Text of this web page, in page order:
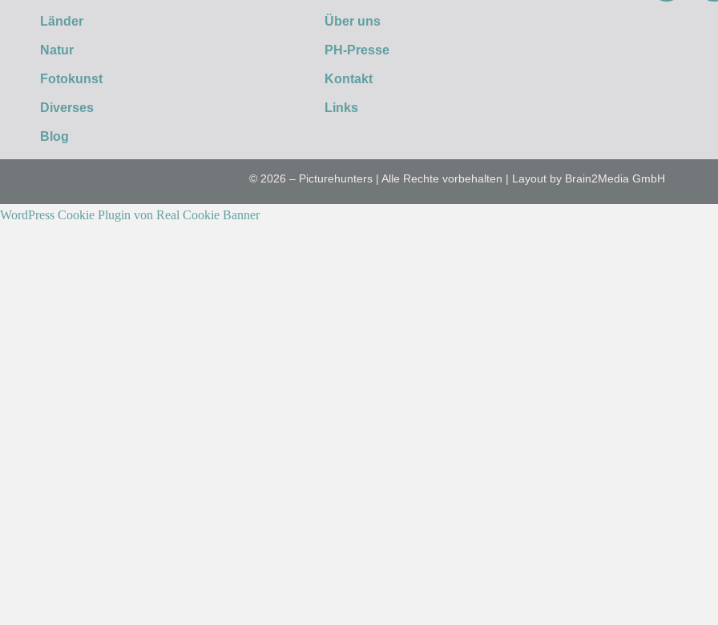
Länder
Natur
Fotokunst
Diverses
Blog
Über uns
PH-Presse
Kontakt
Links
© 2026 – Picturehunters | Alle Rechte vorbehalten | Layout by Brain2Media GmbH
WordPress Cookie Plugin von Real Cookie Banner